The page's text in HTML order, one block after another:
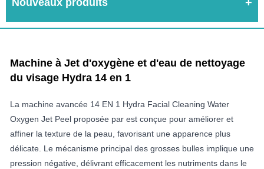
Machine à Jet d'oxygène et d'eau de nettoyage
du visage Hydra 14 en 1
La machine avancée 14 EN 1 Hydra Facial Cleaning Water
Oxygen Jet Peel proposée par est conçue pour améliorer et
affiner la texture de la peau, favorisant une apparence plus
délicate. Le mécanisme principal des grosses bulles implique une
pression négative, délivrant efficacement les nutriments dans le